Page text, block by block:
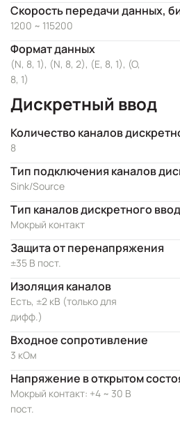
Скорость передачи данных,
1200 ~ 115200
Формат данных
(N, 8, 1), (N, 8, 2), (E, 8, 1), (O,
8, 1)
Дискретный ввод
Количество каналов
8
Тип подключения каналов
Sink/Source
Тип каналов дискретного
Мокрый контакт
Защита от перенапряжения
±35 В пост.
Изоляция каналов
Есть, ±2 кВ (только для
дифф.)
Входное сопротивление
3 кОм
Напряжение в открытом
Мокрый контакт: +4 ~ 30 В
пост.